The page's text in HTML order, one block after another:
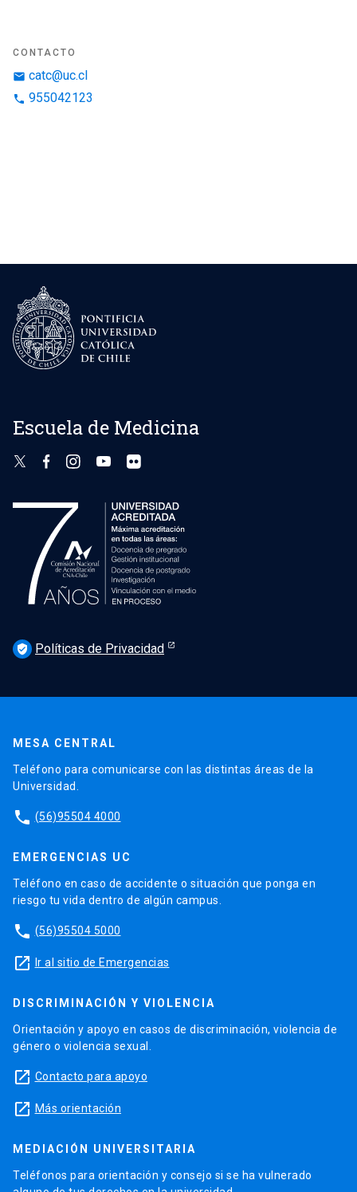
CONTACTO
email catc@uc.cl
phone 955042123
Escuela de Medicina
verified_user Políticas de Privacidad
MESA CENTRAL
Teléfono para comunicarse con las distintas áreas de la
Universidad.
phone (56)95504 4000
EMERGENCIAS UC
Teléfono en caso de accidente o situación que ponga en
riesgo tu vida dentro de algún campus.
phone (56)95504 5000
launch Ir al sitio de Emergencias
DISCRIMINACIÓN Y VIOLENCIA
Orientación y apoyo en casos de discriminación, violencia de
género o violencia sexual.
launch Contacto para apoyo
launch Más orientación
MEDIACIÓN UNIVERSITARIA
Teléfonos para orientación y consejo si se ha vulnerado